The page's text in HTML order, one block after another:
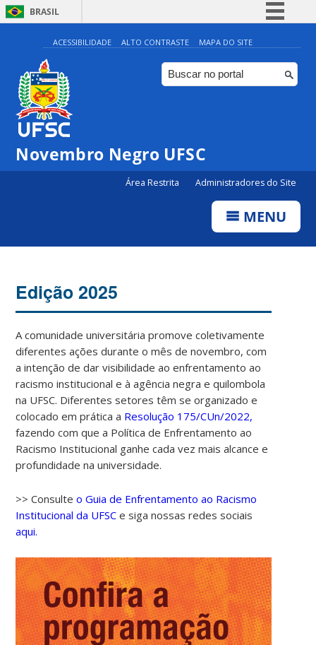
BRASIL
Simplifique!
Comunica BR
Participe
ACESSIBILIDADE ALTO CONTRASTE MAPA DO SITE
Novembro Negro UFSC
Área Restrita Administradores do Site
MENU
Edição 2025
A comunidade universitária promove coletivamente
diferentes ações durante o mês de novembro, com
a intenção de dar visibilidade ao enfrentamento ao
racismo institucional e à agência negra e quilombola
na UFSC. Diferentes setores têm se organizado e
colocado em prática a Resolução 175/CUn/2022,
fazendo com que a Política de Enfrentamento ao
Racismo Institucional ganhe cada vez mais alcance e
profundidade na universidade.
>> Consulteo Guia de Enfrentamento ao Racismo
Institucional da UFSC e siga nossas redes sociais
aqui.